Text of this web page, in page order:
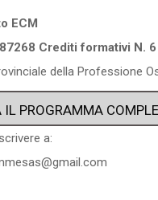
ECM
Crediti formativi N.
della Professione
IL PROGRAMMA
a: